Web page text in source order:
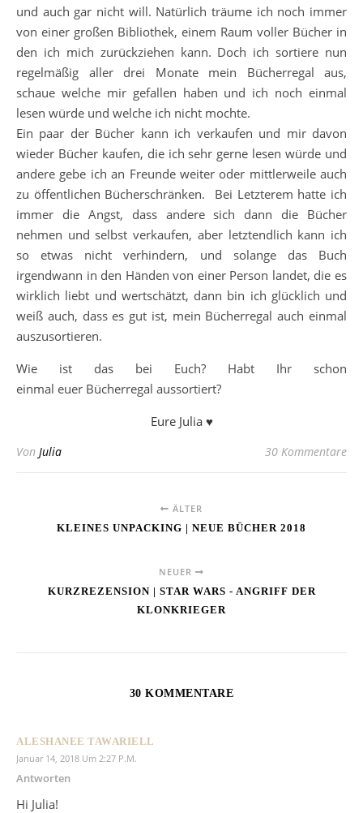
und auch gar nicht will. Natürlich träume ich noch immer
von einer großen Bibliothek, einem Raum voller Bücher in
den ich mich zurückziehen kann. Doch ich sortiere nun
regelmäßig aller drei Monate mein Bücherregal aus,
schaue welche mir gefallen haben und ich noch einmal
lesen würde und welche ich nicht mochte.
Ein paar der Bücher kann ich verkaufen und mir davon
wieder Bücher kaufen, die ich sehr gerne lesen würde und
andere gebe ich an Freunde weiter oder mittlerweile auch
zu öffentlichen Bücherschränken. Bei Letzterem hatte ich
immer die Angst, dass andere sich dann die Bücher
nehmen und selbst verkaufen, aber letztendlich kann ich
so etwas nicht verhindern, und solange das Buch
irgendwann in den Händen von einer Person landet, die es
wirklich liebt und wertschätzt, dann bin ich glücklich und
weiß auch, dass es gut ist, mein Bücherregal auch einmal
auszusortieren.
Wie ist das bei Euch? Habt Ihr schon
einmal euer Bücherregal aussortiert?
Eure Julia ♥
Von Julia 30 Kommentare
ÄLTER
KLEINES UNPACKING | NEUE BÜCHER 2018
NEUER
KURZREZENSION | STAR WARS - ANGRIFF DER
KLONKRIEGER
30 KOMMENTARE
ALESHANEE TAWARIELL
Januar 14, 2018 Um 2:27 P.m.
Antworten
Hi Julia!